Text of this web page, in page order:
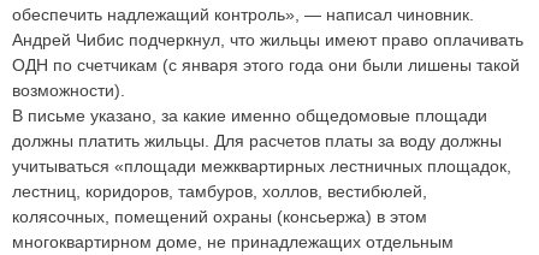
обеспечить надлежащий контроль», — написал чиновник.
Андрей Чибис подчеркнул, что жильцы имеют право оплачивать
ОДН по счетчикам (с января этого года они были лишены такой
возможности).
В письме указано, за какие именно общедомовые площади
должны платить жильцы. Для расчетов платы за воду должны
учитываться «площади межквартирных лестничных площадок,
лестниц, коридоров, тамбуров, холлов, вестибюлей,
колясочных, помещений охраны (консьержа) в этом
многоквартирном доме, не принадлежащих отдельным